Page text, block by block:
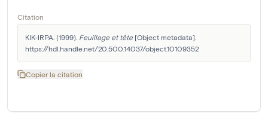
Citation
KIK-IRPA. (1999). Feuillage et tête [Object metadata].
https://hdl.handle.net/20.500.14037/object.10109352
Copier la citation